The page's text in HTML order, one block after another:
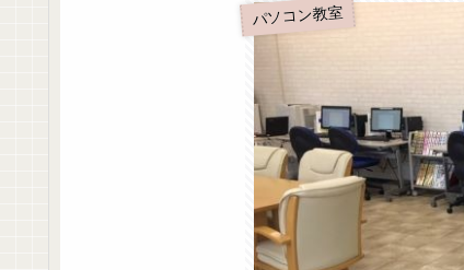
パソコン教室